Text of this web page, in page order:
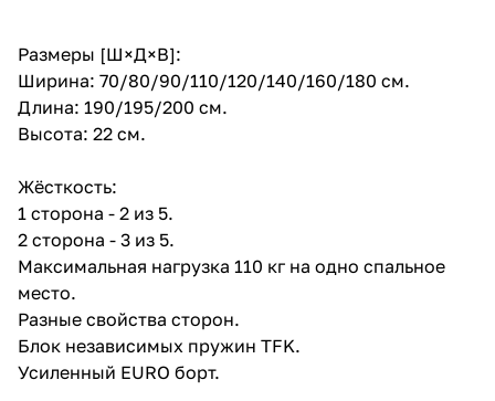
Размеры [Ш×Д×В]:
Ширина: 70/80/90/110/120/140/160/180 см.
Длина: 190/195/200 см.
Высота: 22 см.
Жёсткость:
1 сторона - 2 из 5.
2 сторона - 3 из 5.
Максимальная нагрузка 110 кг на одно спальное
место.
Разные свойства сторон.
Блок независимых пружин TFK.
Усиленный EURO борт.